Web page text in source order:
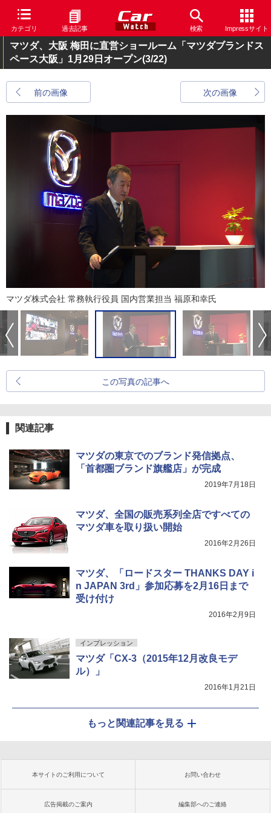
カテゴリ 過去記事 検索 Impressサイト
マツダ、大阪 梅田に直営ショールーム「マツダブランドス
ペース大阪」1月29日オープン(3/22)
前の画像 次の画像
マツダ株式会社 常務執行役員 国内営業担当 福原和幸氏
この写真の記事へ
関連記事
マツダの東京でのブランド発信拠点、
「首都圏ブランド旗艦店」が完成
2019年7月18日
マツダ、全国の販売系列全店ですべての
マツダ車を取り扱い開始
2016年2月26日
マツダ、「ロードスター THANKS DAY i
n JAPAN 3rd」参加応募を2月16日まで
受け付け
2016年2月9日
インプレッション
マツダ「CX-3（2015年12月改良モデ
ル）」
2016年1月21日
もっと関連記事を見る
本サイトのご利用について お問い合わせ
広告掲載のご案内 編集部へのご連絡